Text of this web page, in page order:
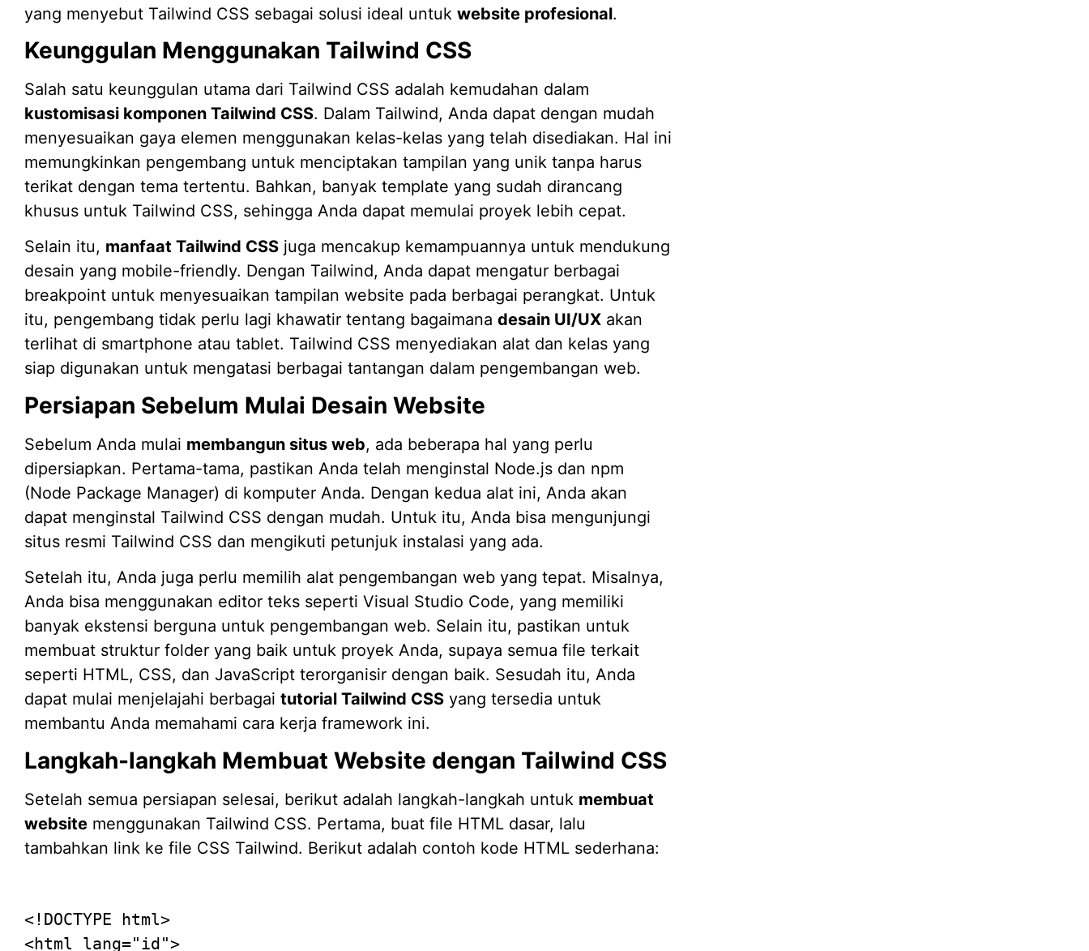
yang menyebut Tailwind CSS sebagai solusi ideal untuk website profesional.
Keunggulan Menggunakan Tailwind CSS
Salah satu keunggulan utama dari Tailwind CSS adalah kemudahan dalam
kustomisasi komponen Tailwind CSS. Dalam Tailwind, Anda dapat dengan mudah
menyesuaikan gaya elemen menggunakan kelas-kelas yang telah disediakan. Hal ini
memungkinkan pengembang untuk menciptakan tampilan yang unik tanpa harus
terikat dengan tema tertentu. Bahkan, banyak template yang sudah dirancang
khusus untuk Tailwind CSS, sehingga Anda dapat memulai proyek lebih cepat.
Selain itu, manfaat Tailwind CSS juga mencakup kemampuannya untuk mendukung
desain yang mobile-friendly. Dengan Tailwind, Anda dapat mengatur berbagai
breakpoint untuk menyesuaikan tampilan website pada berbagai perangkat. Untuk
itu, pengembang tidak perlu lagi khawatir tentang bagaimana desain UI/UX akan
terlihat di smartphone atau tablet. Tailwind CSS menyediakan alat dan kelas yang
siap digunakan untuk mengatasi berbagai tantangan dalam pengembangan web.
Persiapan Sebelum Mulai Desain Website
Sebelum Anda mulai membangun situs web, ada beberapa hal yang perlu
dipersiapkan. Pertama-tama, pastikan Anda telah menginstal Node.js dan npm
(Node Package Manager) di komputer Anda. Dengan kedua alat ini, Anda akan
dapat menginstal Tailwind CSS dengan mudah. Untuk itu, Anda bisa mengunjungi
situs resmi Tailwind CSS dan mengikuti petunjuk instalasi yang ada.
Setelah itu, Anda juga perlu memilih alat pengembangan web yang tepat. Misalnya,
Anda bisa menggunakan editor teks seperti Visual Studio Code, yang memiliki
banyak ekstensi berguna untuk pengembangan web. Selain itu, pastikan untuk
membuat struktur folder yang baik untuk proyek Anda, supaya semua file terkait
seperti HTML, CSS, dan JavaScript terorganisir dengan baik. Sesudah itu, Anda
dapat mulai menjelajahi berbagai tutorial Tailwind CSS yang tersedia untuk
membantu Anda memahami cara kerja framework ini.
Langkah-langkah Membuat Website dengan Tailwind CSS
Setelah semua persiapan selesai, berikut adalah langkah-langkah untuk membuat
website menggunakan Tailwind CSS. Pertama, buat file HTML dasar, lalu
tambahkan link ke file CSS Tailwind. Berikut adalah contoh kode HTML sederhana:
<!DOCTYPE html>
<html lang="id">